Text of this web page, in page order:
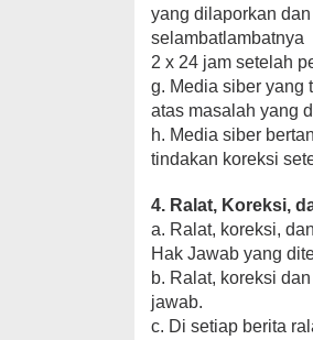
yang dilaporkan
selambatlambatnya
2 x 24 jam setelah
g. Media siber yang
atas masalah yang
h. Media siber
tindakan koreksi
4. Ralat, Koreksi,
a. Ralat, koreksi,
Hak Jawab yang
b. Ralat, koreksi
jawab.
c. Di setiap berita